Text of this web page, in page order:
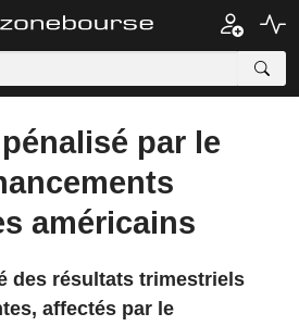
par le
américains
des résultats trimestriels
affectés par le